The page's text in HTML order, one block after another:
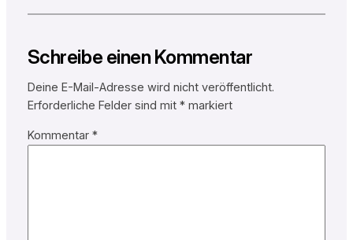
Schreibe einen Kommentar
Deine E-Mail-Adresse wird nicht veröffentlicht.
Erforderliche Felder sind mit *markiert
Kommentar *